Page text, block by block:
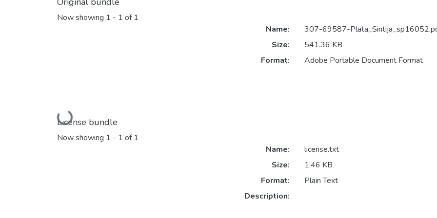
Now showing 1 - 1 of 1
Loading...
Name:
307-69587-
Size:
541.36 KB
Format:
Adobe Portable Document Format
License bundle
Now showing 1 - 1 of 1
Name:
license.txt
Size:
1.46 KB
Format:
Plain Text
Description: